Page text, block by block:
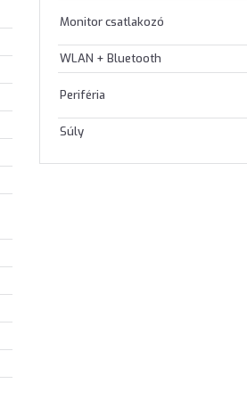
Monitor csatlakozó
WLAN + Bluetooth
Periféria
Súly